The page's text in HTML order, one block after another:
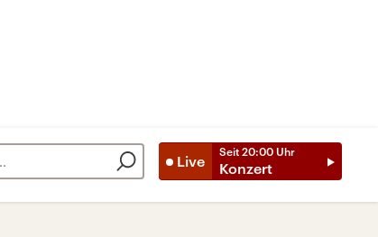
Live
Seit 20:00 Uhr
Konzert